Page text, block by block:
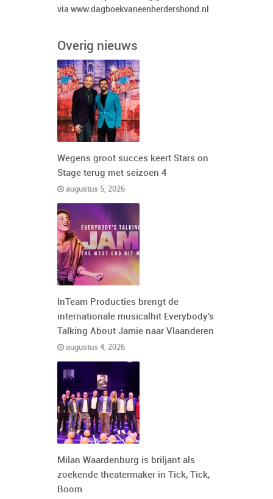
via www.dagboekvaneenherdershond.nl
Overig nieuws
Wegens groot succes keert Stars on
Stage terug met seizoen 4
augustus 5, 2026
InTeam Producties brengt de
internationale musicalhit Everybody's
Talking About Jamie naar Vlaanderen
augustus 4, 2026
Milan Waardenburg is briljant als
zoekende theatermaker in Tick, Tick,
Boom